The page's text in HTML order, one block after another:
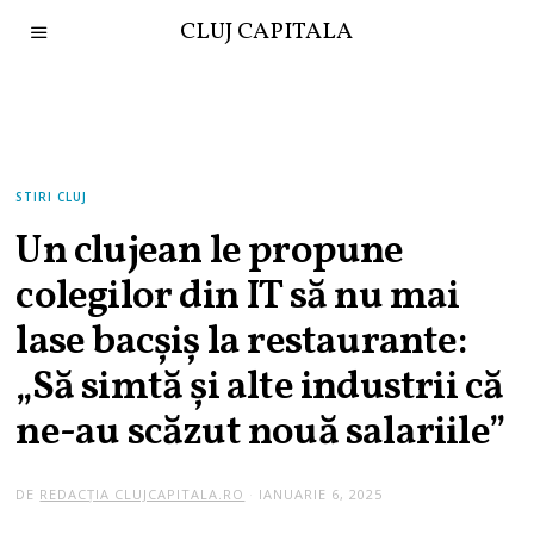
CLUJ CAPITALA
STIRI CLUJ
Un clujean le propune
colegilor din IT să nu mai
lase bacșiș la restaurante:
„Să simtă și alte industrii că
ne-au scăzut nouă salariile”
DE REDACȚIA CLUJCAPITALA.RO IANUARIE 6, 2025